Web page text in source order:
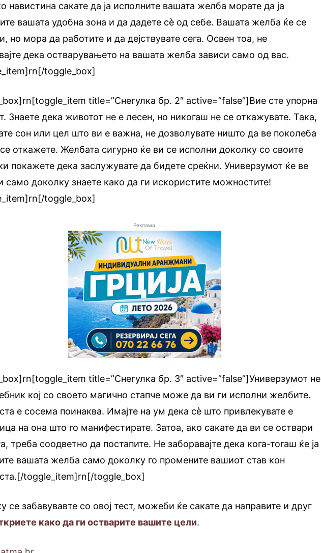
навистина сакате да ја исполните вашата желба морате да ја
вашата удобна зона и да дадете сè од себе. Вашата желба ќе се
но мора да работите и да дејствувате сега. Освен тоа, не
дека остварувањето на вашата желба зависи само од вас.
toggle_box]
title=”Снегулка бр. 2″ active=”false”]Вие сте упорна
Знаете дека животот не е лесен, но никогаш не се откажувате. Така,
сон или цел што ви е важна, не дозволувате ништо да ве поколеба
откажете. Желбата сигурно ќе ви се исполни доколку со своите
покажете дека заслужувате да бидете среќни. Универзумот ќе ве
само доколку знаете како да ги искористите можностите!
toggle_box]
Реклама
title=”Снегулка бр. 3″ active=”false”]Универзумот не
кој со своето магично стапче може да ви ги исполни желбите.
е сосема поинаква. Имајте на ум дека сè што привлекувате е
на она што го манифестирате. Затоа, ако сакате да ви се оствари
треба соодветно да постапите. Не заборавајте дека кога-тогаш ќе ја
вашата желба само доколку го промените вашиот став кон
toggle_item]rn[/toggle_box]
се забавувавте со овој тест, можеби ќе сакате да направите и друг
како да ги остварите вашите цели.